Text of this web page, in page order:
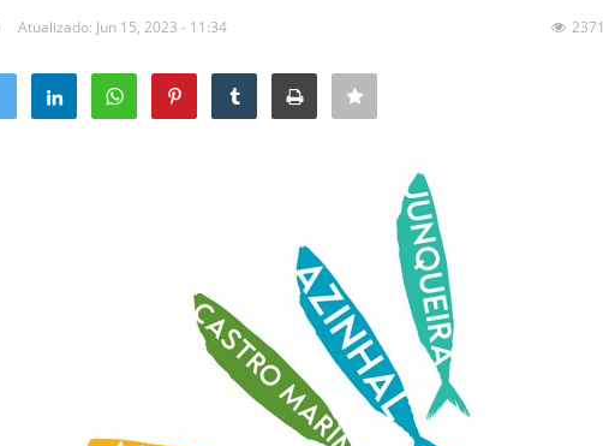
Atualizado: Jun 15, 2023 - 11:34 2371